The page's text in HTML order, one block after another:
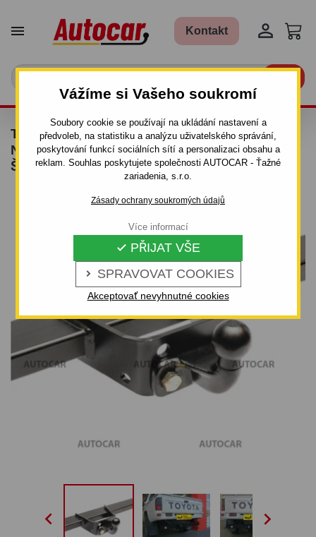
Vážíme si Vašeho soukromí
Soubory cookie se používají na ukládání nastavení a
předvoleb, na statistiku a analýzu uživatelského správání,
poskytování funkcí sociálních sítí a personalizaci obsahu a
reklam. Souhlas poskytujete společnosti AUTOCAR - Ťažné
zariadenia, s.r.o.
Zásady ochrany soukromých údajů
 SPRAVOVAT COOKIES
 PŘIJAT VŠE
Akceptovať nevyhnutné cookies
Více informací
 Kontakt 
TAŽNÉ ZAŘÍZENÍ PRO TOYOTA HILUX -
N16/N17 - PICKUP - BEZ SCHŮDKU -
ŠROUBOVÝ SYSTÉM
 